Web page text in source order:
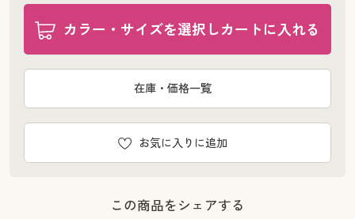
カラー・サイズを選択しカートに入れる
お気に入りに追加
在庫・価格一覧
この商品をシェアする